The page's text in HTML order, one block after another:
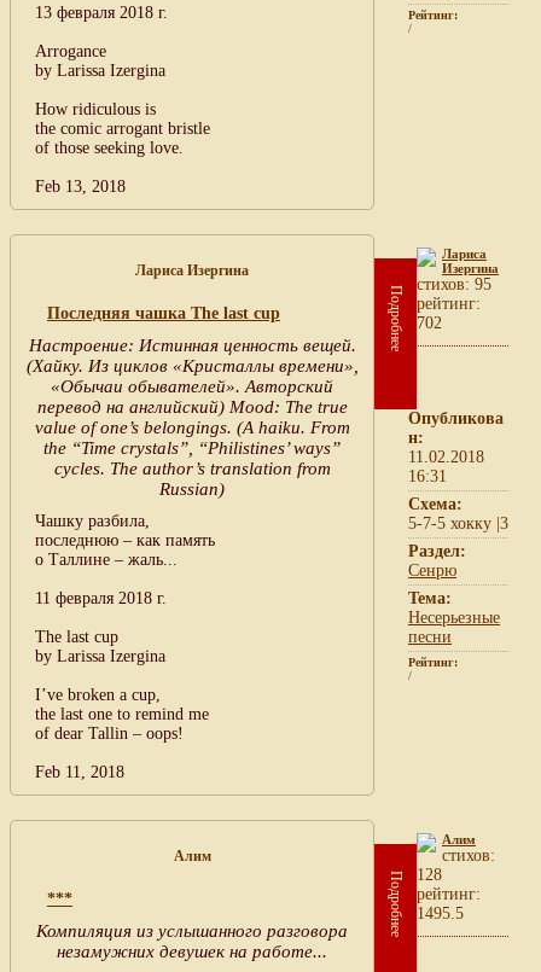
13 февраля 2018 г.
Arrogance
by Larissa Izergina
How ridiculous is
the comic arrogant bristle
of those seeking love.
Feb 13, 2018
Рейтинг:
/
Лариса Изергина
Последняя чашка The last cup
Настроение: Истинная ценность вещей.
(Хайку. Из циклов «Кристаллы времени»,
«Обычаи обывателей». Авторский
перевод на английский) Mood: The true
value of one’s belongings. (A haiku. From
the “Time crystals”, “Philistines’ ways”
cycles. The author’s translation from
Russian)
Чашку разбила,
последнюю – как память
о Таллине – жаль...
11 февраля 2018 г.
The last cup
by Larissa Izergina
I’ve broken a cup,
the last one to remind me
of dear Tallin – oops!
Feb 11, 2018
Подробнее
Лариса
Изергина
cтихов: 95
рейтинг:
702
Опубликова
н:
11.02.2018
16:31
Схема:
5-7-5 хокку |3
Раздел:
Сенрю
Тема:
Несерьезные
песни
Рейтинг:
/
Алим
***
Компиляция из услышанного разговора
незамужних девушек на работе...
Подробнее
Алим
cтихов:
128
рейтинг:
1495.5